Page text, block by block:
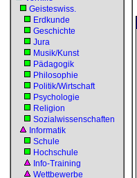
Geisteswiss.
Erdkunde
Geschichte
Jura
Musik/Kunst
Pädagogik
Philosophie
Politik/Wirtschaft
Psychologie
Religion
Sozialwissenschaften
Informatik
Schule
Hochschule
Info-Training
Wettbewerbe